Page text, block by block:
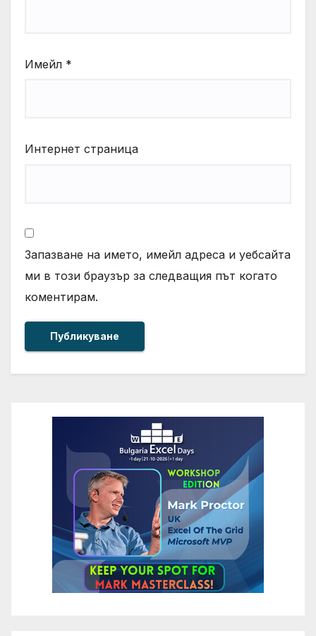
Имейл *
Интернет страница
Запазване на името, имейл адреса и уебсайта
ми в този браузър за следващия път когато
коментирам.